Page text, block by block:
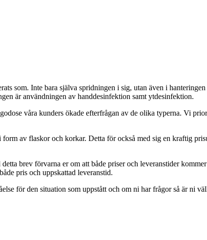
som. Inte bara själva spridningen i sig, utan även i
är användningen av handdesinfektion samt ytdesinfektion.
våra kunders ökade efterfrågan av de olika typerna. Vi
av flaskor och korkar. Detta för också med sig en kraftig
brev förvarna er om att både priser och leveranstider
pris och uppskattad leveranstid.
för den situation som uppstått och om ni har frågor så är ni